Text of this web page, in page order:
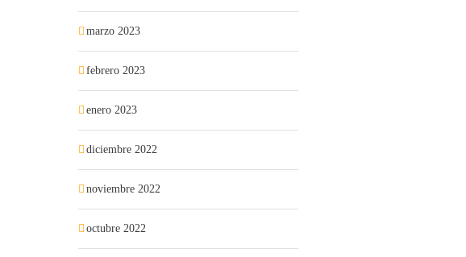
marzo 2023
febrero 2023
enero 2023
diciembre 2022
noviembre 2022
octubre 2022